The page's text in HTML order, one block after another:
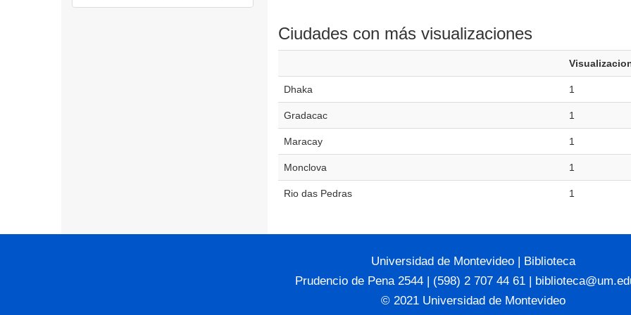
Ciudades con más visualizaciones
Dhaka 1
Gradacac 1
Maracay 1
Monclova 1
Rio das Pedras 1
Universidad de Montevideo | Biblioteca
Prudencio de Pena 2544 | (598) 2 707 44 61 |
© 2021 Universidad de Montevideo